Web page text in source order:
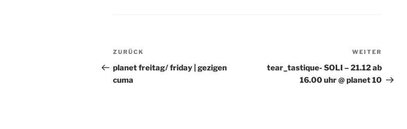
Beitragsnavigation
Vorheriger
Beitrag
ZURÜCK
planet freitag/ friday | gezigen
cuma
Beitrag
WEITER
tear_tastique- SOLI – 21.12 ab
16.00 uhr @ planet 10